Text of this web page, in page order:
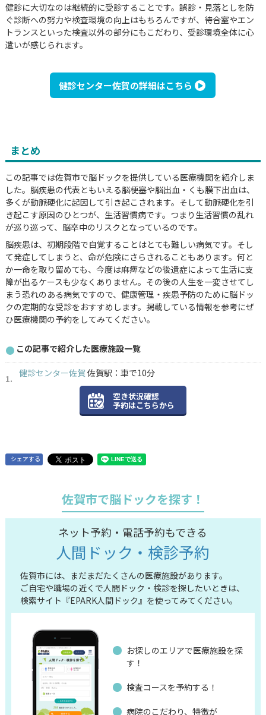
健診に大切なのは継続的に受診することです。誤診・見落としを防
ぐ診断への努力や検査環境の向上はもちろんですが、待合室やエン
トランスといった検査以外の部分にもこだわり、受診環境全体に心
遣いが感じられます。
健診センター佐賀の詳細はこちら
まとめ
この記事では佐賀市で脳ドックを提供している医療機関を紹介しま
した。脳疾患の代表ともいえる脳梗塞や脳出血・くも膜下出血は、
多くが動脈硬化に起因して引き起こされます。そして動脈硬化を引
き起こす原因のひとつが、生活習慣病です。つまり生活習慣の乱れ
が巡り巡って、脳卒中のリスクとなっているのです。
脳疾患は、初期段階で自覚することはとても難しい病気です。そし
て発症してしまうと、命が危険にさらされることもあります。何と
か一命を取り留めても、今度は麻痺などの後遺症によって生活に支
障が出るケースも少なくありません。その後の人生を一変させてし
まう恐れのある病気ですので、健康管理・疾患予防のために脳ドッ
クの定期的な受診をおすすめします。掲載している情報を参考にぜ
ひ医療機関の予約をしてみてください。
この記事で紹介した医療施設一覧
健診センター佐賀 佐賀駅：車で10分
空き状況確認
予約はこちらから
シェアする
佐賀市で脳ドックを探す！
ネット予約・電話予約もできる
人間ドック・検診予約
佐賀市には、まだまだたくさんの医療施設があります。
ご自宅や職場の近くで人間ドック・検診を探したいときは、
検索サイト『EPARK人間ドック』を使ってみてください。
お探しのエリアで医療施設を探
す！
検査コースを予約する！
病院のこだわり、特徴が